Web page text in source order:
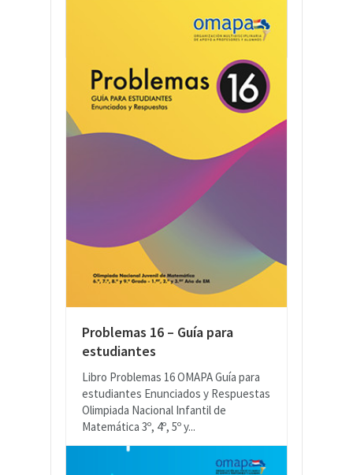
READ MORE
Problemas 16 – Guía para
estudiantes
Libro Problemas 16 OMAPA Guía para
estudiantes Enunciados y Respuestas
Olimpiada Nacional Infantil de
Matemática 3º, 4º, 5º y...